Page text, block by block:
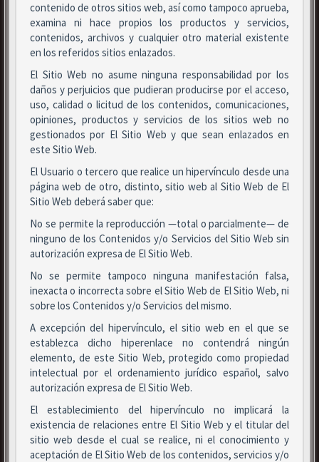
contenido de otros sitios web, así como tampoco aprueba,
examina ni hace propios los productos y servicios,
contenidos, archivos y cualquier otro material existente
en los referidos sitios enlazados.
El Sitio Web no asume ninguna responsabilidad por los
daños y perjuicios que pudieran producirse por el acceso,
uso, calidad o licitud de los contenidos, comunicaciones,
opiniones, productos y servicios de los sitios web no
gestionados por El Sitio Web y que sean enlazados en
este Sitio Web.
El Usuario o tercero que realice un hipervínculo desde una
página web de otro, distinto, sitio web al Sitio Web de El
Sitio Web deberá saber que:
No se permite la reproducción —total o parcialmente— de
ninguno de los Contenidos y/o Servicios del Sitio Web sin
autorización expresa de El Sitio Web.
No se permite tampoco ninguna manifestación falsa,
inexacta o incorrecta sobre el Sitio Web de El Sitio Web, ni
sobre los Contenidos y/o Servicios del mismo.
A excepción del hipervínculo, el sitio web en el que se
establezca dicho hiperenlace no contendrá ningún
elemento, de este Sitio Web, protegido como propiedad
intelectual por el ordenamiento jurídico español, salvo
autorización expresa de El Sitio Web.
El establecimiento del hipervínculo no implicará la
existencia de relaciones entre El Sitio Web y el titular del
sitio web desde el cual se realice, ni el conocimiento y
aceptación de El Sitio Web de los contenidos, servicios y/o